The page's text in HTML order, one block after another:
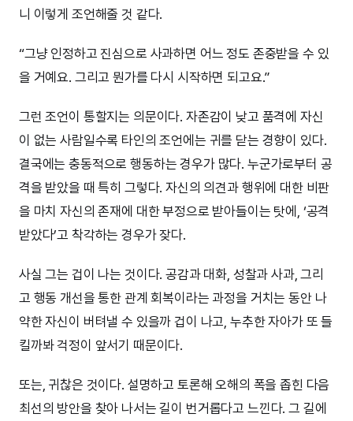
니 이렇게 조언해줄 것 같다.
“그냥 인정하고 진심으로 사과하면 어느 정도 존중받을 수 있
을 거예요. 그리고 뭔가를 다시 시작하면 되고요.”
그런 조언이 통할지는 의문이다. 자존감이 낮고 품격에 자신
이 없는 사람일수록 타인의 조언에는 귀를 닫는 경향이 있다.
결국에는 충동적으로 행동하는 경우가 많다. 누군가로부터 공
격을 받았을 때 특히 그렇다. 자신의 의견과 행위에 대한 비판
을 마치 자신의 존재에 대한 부정으로 받아들이는 탓에, ‘공격
받았다’고 착각하는 경우가 잦다.
사실 그는 겁이 나는 것이다. 공감과 대화, 성찰과 사과, 그리
고 행동 개선을 통한 관계 회복이라는 과정을 거치는 동안 나
약한 자신이 버텨낼 수 있을까 겁이 나고, 누추한 자아가 또 들
킬까봐 걱정이 앞서기 때문이다.
또는, 귀찮은 것이다. 설명하고 토론해 오해의 폭을 좁힌 다음
최선의 방안을 찾아 나서는 길이 번거롭다고 느낀다. 그 길에